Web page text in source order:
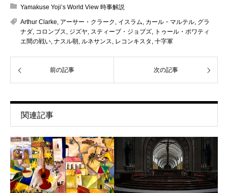
Yamakuse Yoji’s World View 時事解説
Arthur Clarke, アーサー・クラーク , イスラム, カール・マルテル, グラ
ナダ, コロンブス, ジズヤ, スティーブ・ジョブズ, トゥール・ポワティ
エ間の戦い, ナスル朝, ルネサンス, レコンキスタ , 十字軍
前の記事 次の記事
関連記事